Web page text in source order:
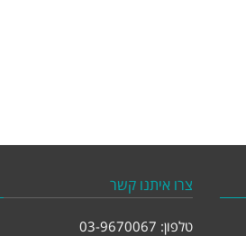
צרו איתנו קשר
טלפון: 03-9670067